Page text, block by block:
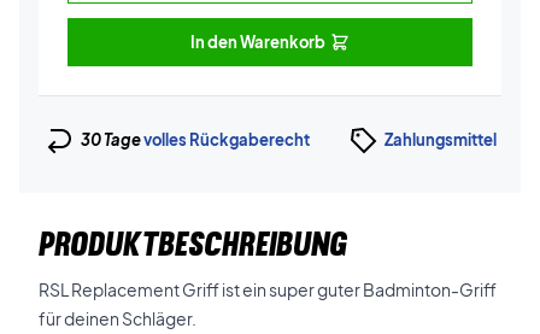
In den Warenkorb
30 Tagevolles Rückgaberecht Zahlungsmittel
PRODUKTBESCHREIBUNG
RSL Replacement Griff ist ein super guter Badminton-Griff
für deinen Schläger.